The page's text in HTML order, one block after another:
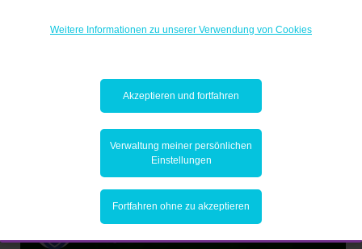
Weitere Informationen zu unserer Verwendung von Cookies
Akzeptieren und fortfahren
Verwaltung meiner persönlichen
Einstellungen
Fortfahren ohne zu akzeptieren